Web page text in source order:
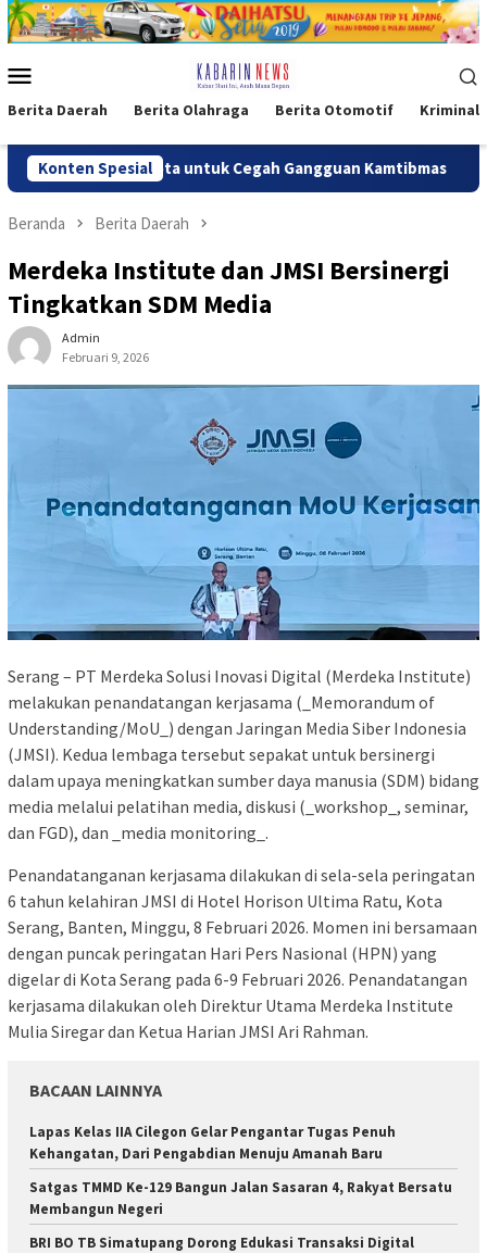
Loncat
ke
Mobile
Berita Daerah Berita Olahraga Berita Otomotif Kriminal
Konten Spesial
Kota untuk Cegah Gangguan Kamtibmas 35.936
Beranda Berita Daerah
Merdeka Institute dan JMSI Bersinergi
Tingkatkan SDM Media
Admin
Februari 9, 2026
Serang – PT Merdeka Solusi Inovasi Digital (Merdeka Institute)
melakukan penandatangan kerjasama (_Memorandum of
Understanding/MoU_) dengan Jaringan Media Siber Indonesia
(JMSI). Kedua lembaga tersebut sepakat untuk bersinergi
dalam upaya meningkatkan sumber daya manusia (SDM) bidang
media melalui pelatihan media, diskusi (_workshop_, seminar,
dan FGD), dan _media monitoring_.
Penandatanganan kerjasama dilakukan di sela-sela peringatan
6 tahun kelahiran JMSI di Hotel Horison Ultima Ratu, Kota
Serang, Banten, Minggu, 8 Februari 2026. Momen ini bersamaan
dengan puncak peringatan Hari Pers Nasional (HPN) yang
digelar di Kota Serang pada 6-9 Februari 2026. Penandatangan
kerjasama dilakukan oleh Direktur Utama Merdeka Institute
Mulia Siregar dan Ketua Harian JMSI Ari Rahman.
BACAAN LAINNYA
Lapas Kelas IIA Cilegon Gelar Pengantar Tugas Penuh
Kehangatan, Dari Pengabdian Menuju Amanah Baru
Satgas TMMD Ke-129 Bangun Jalan Sasaran 4, Rakyat Bersatu
Membangun Negeri
​BRI BO TB Simatupang Dorong Edukasi Transaksi Digital